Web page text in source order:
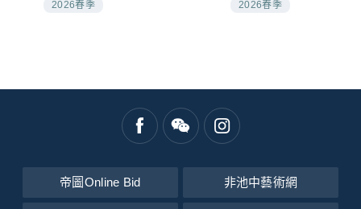
2026春季 2026春季
帝圖Online Bid 非池中藝術網